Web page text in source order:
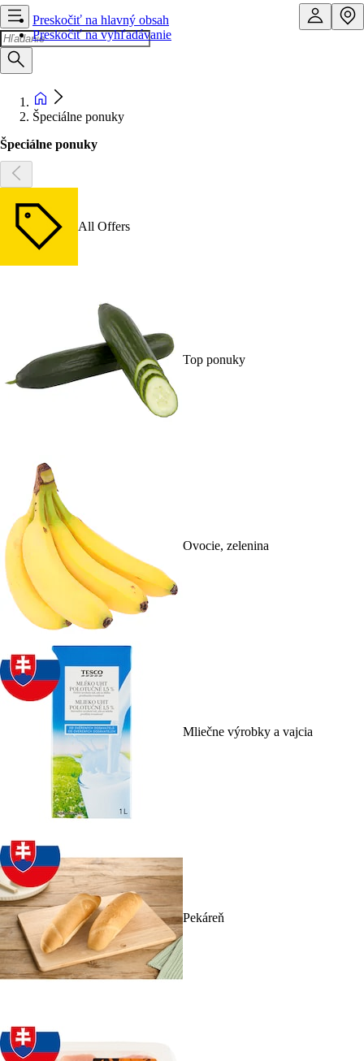
Preskočiť na hlavný obsah
Preskočiť na vyhľadávanie
Špeciálne ponuky
Špeciálne ponuky
All Offers
Top ponuky
Ovocie, zelenina
Mliečne výrobky a vajcia
Pekáreň